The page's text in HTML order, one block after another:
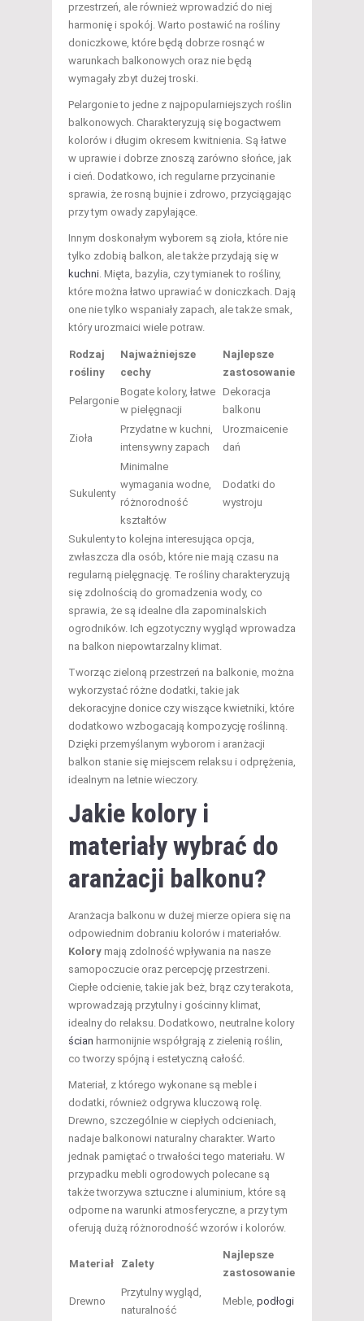
przestrzeń, ale również wprowadzić do niej
harmonię i spokój. Warto postawić na rośliny
doniczkowe, które będą dobrze rosnąć w
warunkach balkonowych oraz nie będą
wymagały zbyt dużej troski.
Pelargonie to jedne z najpopularniejszych roślin
balkonowych. Charakteryzują się bogactwem
kolorów i długim okresem kwitnienia. Są łatwe
w uprawie i dobrze znoszą zarówno słońce, jak
i cień. Dodatkowo, ich regularne przycinanie
sprawia, że rosną bujnie i zdrowo, przyciągając
przy tym owady zapylające.
Innym doskonałym wyborem są zioła, które nie
tylko zdobią balkon, ale także przydają się w
kuchni. Mięta, bazylia, czy tymianek to rośliny,
które można łatwo uprawiać w doniczkach. Dają
one nie tylko wspaniały zapach, ale także smak,
który urozmaici wiele potraw.
Rodzaj
rośliny
Najważniejsze
cechy
Najlepsze
zastosowanie
Pelargonie
Bogate kolory, łatwe
w pielęgnacji
Dekoracja
balkonu
Zioła
Przydatne w kuchni,
intensywny zapach
Urozmaicenie
dań
Sukulenty
Minimalne
wymagania wodne,
różnorodność
kształtów
Dodatki do
wystroju
Sukulenty to kolejna interesująca opcja,
zwłaszcza dla osób, które nie mają czasu na
regularną pielęgnację. Te rośliny charakteryzują
się zdolnością do gromadzenia wody, co
sprawia, że są idealne dla zapominalskich
ogrodników. Ich egzotyczny wygląd wprowadza
na balkon niepowtarzalny klimat.
Tworząc zieloną przestrzeń na balkonie, można
wykorzystać różne dodatki, takie jak
dekoracyjne donice czy wiszące kwietniki, które
dodatkowo wzbogacają kompozycję roślinną.
Dzięki przemyślanym wyborom i aranżacji
balkon stanie się miejscem relaksu i odprężenia,
idealnym na letnie wieczory.
Jakie kolory i
materiały wybrać do
aranżacji balkonu?
Aranżacja balkonu w dużej mierze opiera się na
odpowiednim dobraniu kolorów i materiałów.
Kolory mają zdolność wpływania na nasze
samopoczucie oraz percepcję przestrzeni.
Ciepłe odcienie, takie jak beż, brąz czy terakota,
wprowadzają przytulny i gościnny klimat,
idealny do relaksu. Dodatkowo, neutralne kolory
ścian harmonijnie współgrają z zielenią roślin,
co tworzy spójną i estetyczną całość.
Materiał, z którego wykonane są meble i
dodatki, również odgrywa kluczową rolę.
Drewno, szczególnie w ciepłych odcieniach,
nadaje balkonowi naturalny charakter. Warto
jednak pamiętać o trwałości tego materiału. W
przypadku mebli ogrodowych polecane są
także tworzywa sztuczne i aluminium, które są
odporne na warunki atmosferyczne, a przy tym
oferują dużą różnorodność wzorów i kolorów.
Materiał Zalety
Najlepsze
zastosowanie
Drewno
Przytulny wygląd,
naturalność
Meble, podłogi